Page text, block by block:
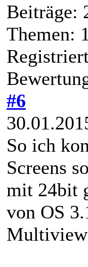
Beiträge:
Themen:
#6
So ich
Screens
mit 24bit
von OS
Multiview